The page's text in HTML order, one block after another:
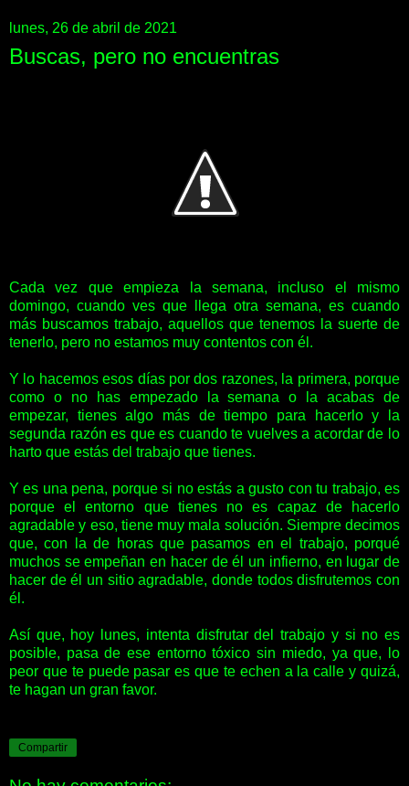
lunes, 26 de abril de 2021
Buscas, pero no encuentras
Cada vez que empieza la semana, incluso el mismo
domingo, cuando ves que llega otra semana, es cuando
más buscamos trabajo, aquellos que tenemos la suerte de
tenerlo, pero no estamos muy contentos con él.
Y lo hacemos esos días por dos razones, la primera, porque
como o no has empezado la semana o la acabas de
empezar, tienes algo más de tiempo para hacerlo y la
segunda razón es que es cuando te vuelves a acordar de lo
harto que estás del trabajo que tienes.
Y es una pena, porque si no estás a gusto con tu trabajo, es
porque el entorno que tienes no es capaz de hacerlo
agradable y eso, tiene muy mala solución. Siempre decimos
que, con la de horas que pasamos en el trabajo, porqué
muchos se empeñan en hacer de él un infierno, en lugar de
hacer de él un sitio agradable, donde todos disfrutemos con
él.
Así que, hoy lunes, intenta disfrutar del trabajo y si no es
posible, pasa de ese entorno tóxico sin miedo, ya que, lo
peor que te puede pasar es que te echen a la calle y quizá,
te hagan un gran favor.
Compartir